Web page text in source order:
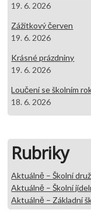
19. 6. 2026
Zážitkový červen
19. 6. 2026
Krásné prázdniny
19. 6. 2026
Loučení se školním
18. 6. 2026
Rubriky
Aktuálně – Školní
Aktuálně – Školní
Aktuálně – Základní